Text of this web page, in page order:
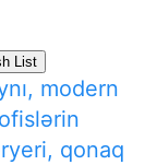
List
modern
qonaq